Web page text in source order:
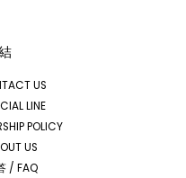
US
LINE
POLICY
US
/ FAQ